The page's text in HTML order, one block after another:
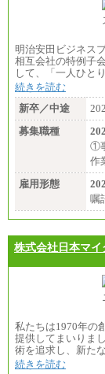
明治安田ビジネス
相互会社の特例子
して、「一人ひと
続きを読む
新卒／中途
募集職種
①
作
雇用形態
嘱
株式会社日本マイ
私たちは1970年の
提供してまいりま
術を追求し、新た
続きを読む